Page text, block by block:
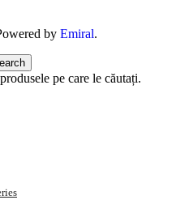
by Emiral.
pe care le căutați.